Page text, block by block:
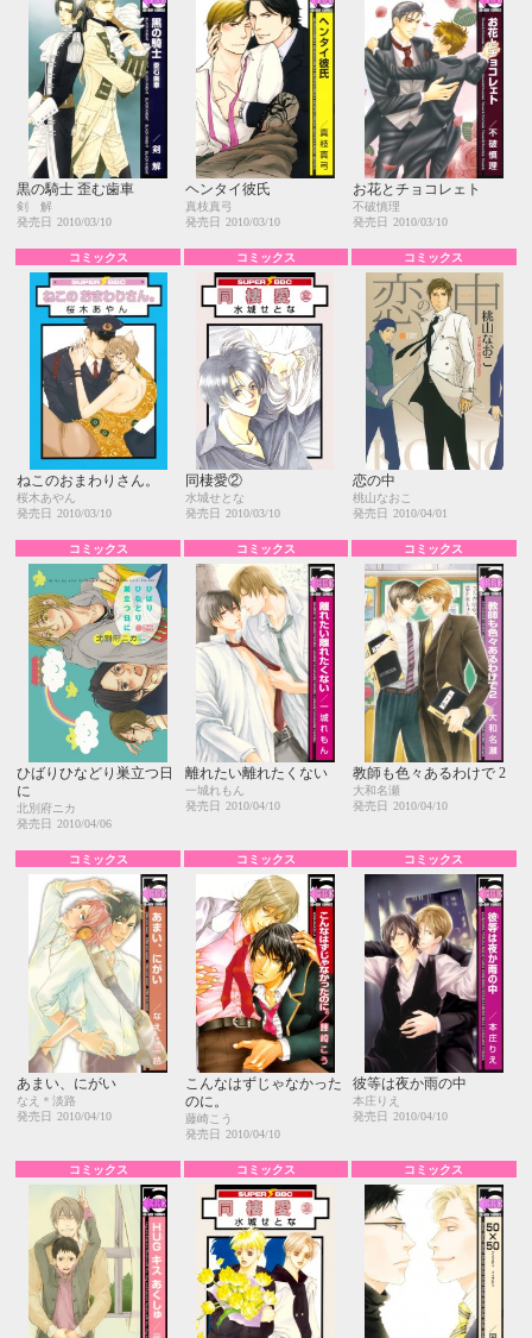
黒の騎士 歪む歯車
剣 解
発売日
2010/03/10
ヘンタイ彼氏
真枝真弓
発売日
2010/03/10
お花とチョコレェト
不破慎理
発売日
2010/03/10
コミックス
ねこのおまわりさん。
桜木あやん
発売日 2010/03/10
コミックス
同棲愛②
水城せとな
発売日 2010/03/10
コミックス
恋の中
桃山なおこ
発売日 2010/04/01
コミックス
ひばりひなどり巣立つ日
に
北別府ニカ
発売日
2010/04/06
コミックス
離れたい離れたくない
一城れもん
発売日
2010/04/10
コミックス
教師も色々あるわけで 2
大和名瀬
発売日
2010/04/10
コミックス
あまい、にがい
なえ＊淡路
発売日
2010/04/10
コミックス
こんなはずじゃなかった
のに。
藤崎こう
発売日
2010/04/10
コミックス
彼等は夜か雨の中
本庄りえ
発売日
2010/04/10
コミックス コミックス コミックス